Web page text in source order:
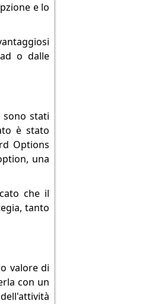
e lo
o dalle
stati
è stato
Options
una
che il
tanto
valore di
con un